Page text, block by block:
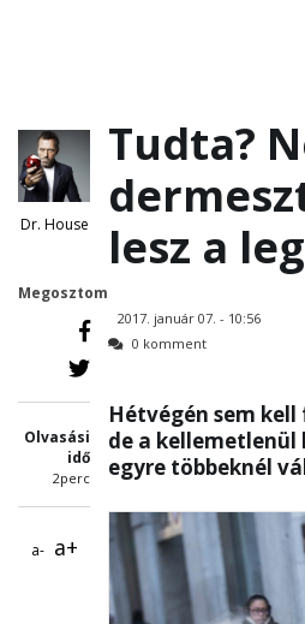
Dr. House
Megosztom
Olvasási
idő
2perc
a- a+
Tudta?
lesz a
2017. január 07. - 10:56
0 komment
Hétvégén sem
de a kellemetlenül
egyre többeknél